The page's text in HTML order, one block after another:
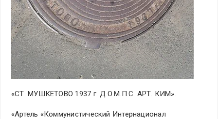
«СТ. МУШКЕТОВО 1937 г. Д.О.М.П.С. АРТ. КИМ».
«Артель «Коммунистический Интернационал